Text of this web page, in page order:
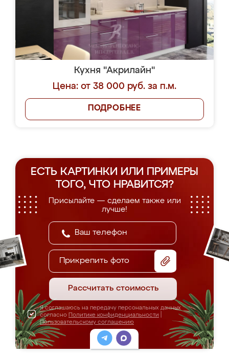
Кухня "Акрилайн"
Цена: от 38 000 руб. за п.м.
ПОДРОБНЕЕ
ЕСТЬ КАРТИНКИ ИЛИ ПРИМЕРЫ
ТОГО, ЧТО НРАВИТСЯ?
Присылайте — сделаем также или
лучше!
Прикрепить фото
Рассчитать стоимость
Я соглашаюсь на передачу персональных данных
согласно Политике конфиденциальности
Пользовательскому соглашению